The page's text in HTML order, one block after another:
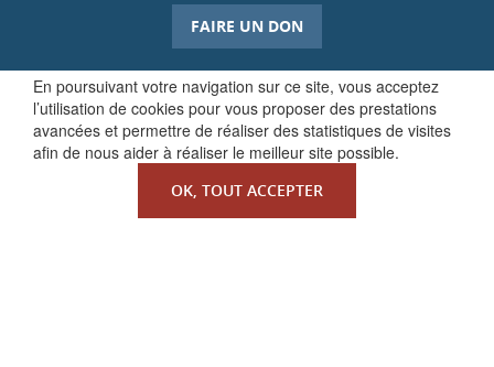
En poursuivant votre navigation sur ce site, vous acceptez
l’utilisation de cookies pour vous proposer des prestations
avancées et permettre de réaliser des statistiques de visites
afin de nous aider à réaliser le meilleur site possible.
OK, TOUT ACCEPTER
FAIRE UN DON